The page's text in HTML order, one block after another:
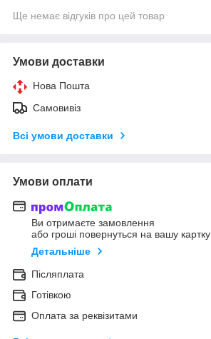
Ще немає відгуків про цей товар
Умови доставки
Нова Пошта
Самовивіз
Всі умови доставки
Умови оплати
Ви отримаєте замовлення
або гроші повернуться на вашу картку
Детальніше
Післяплата
Готівкою
Оплата за реквізитами